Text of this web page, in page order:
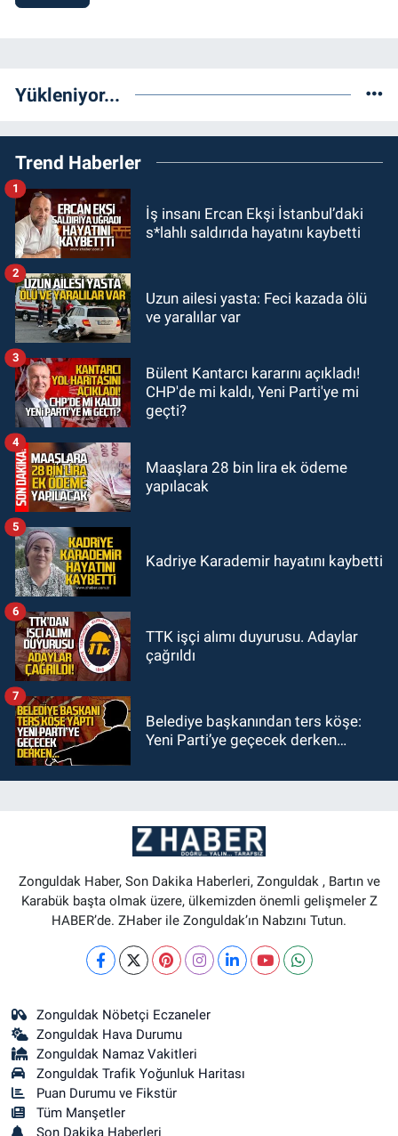
Yükleniyor...
Trend Haberler
İş insanı Ercan Ekşi İstanbul’daki
s*lahlı saldırıda hayatını kaybetti
1
Uzun ailesi yasta: Feci kazada ölü
ve yaralılar var
2
Bülent Kantarcı kararını açıkladı!
CHP'de mi kaldı, Yeni Parti'ye mi
geçti?
3
Maaşlara 28 bin lira ek ödeme
yapılacak
4
Kadriye Karademir hayatını kaybetti
5
TTK işçi alımı duyurusu. Adaylar
çağrıldı
6
Belediye başkanından ters köşe:
Yeni Parti’ye geçecek derken…
7
Zonguldak Haber, Son Dakika Haberleri, Zonguldak , Bartın ve
Karabük başta olmak üzere, ülkemizden önemli gelişmeler Z
HABER’de. ZHaber ile Zonguldak’ın Nabzını Tutun.
Zonguldak Nöbetçi Eczaneler
Zonguldak Hava Durumu
Zonguldak Namaz Vakitleri
Zonguldak Trafik Yoğunluk Haritası
Puan Durumu ve Fikstür
Tüm Manşetler
Son Dakika Haberleri